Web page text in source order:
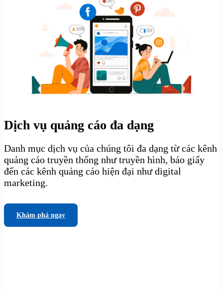
Dịch vụ quảng cáo đa dạng
Danh mục dịch vụ của chúng tôi đa dạng từ các kênh
quảng cáo truyền thống như truyền hình, báo giấy
đến các kênh quảng cáo hiện đại như digital
marketing.
Khám phá ngay